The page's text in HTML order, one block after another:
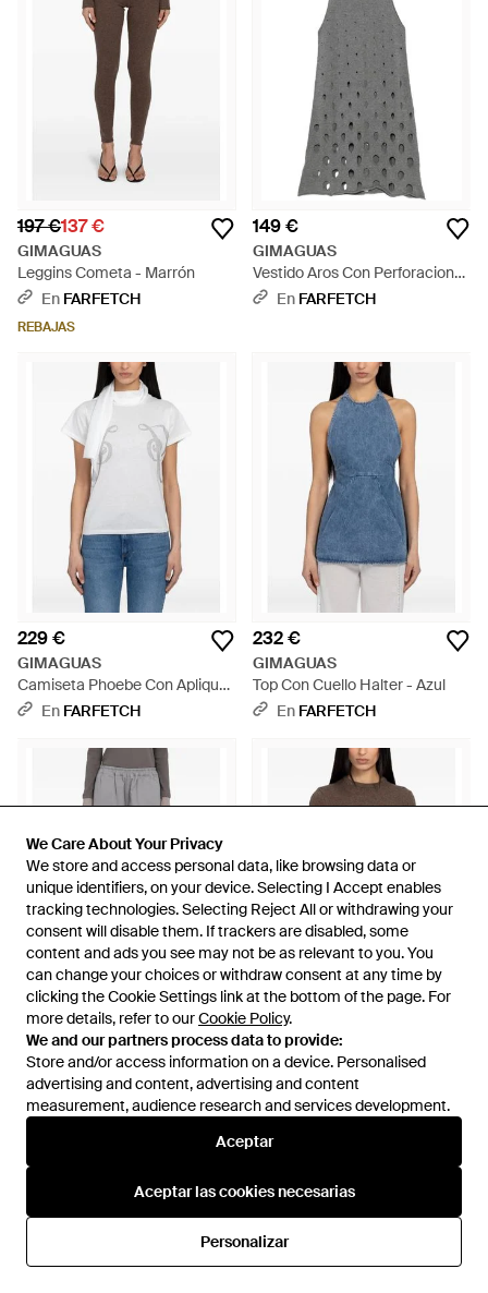
We Care About Your Privacy
We store and access personal data, like browsing data or
unique identifiers, on your device. Selecting I Accept enables
tracking technologies. Selecting Reject All or withdrawing your
consent will disable them. If trackers are disabled, some
content and ads you see may not be as relevant to you. You
can change your choices or withdraw consent at any time by
clicking the Cookie Settings link at the bottom of the page. For
more details, refer to ourCookie Policy.
We and our partners process data to provide:
Store and/or access information on a device. Personalised
advertising and content, advertising and content
measurement, audience research and services development.
Aceptar
Aceptar las cookies necesarias
Personalizar
We Care About Your Privacy
We store and access personal data, like browsing data or
unique identifiers, on your device. Selecting I Accept enables
tracking technologies. Selecting Reject All or withdrawing your
consent will disable them. If trackers are disabled, some
content and ads you see may not be as relevant to you. You
can change your choices or withdraw consent at any time by
clicking the Cookie Settings link at the bottom of the page. For
more details, refer to ourCookie Policy.
We and our partners process data to provide:
Store and/or access information on a device. Personalised
advertising and content, advertising and content
measurement, audience research and services development.
Aceptar
Aceptar las cookies necesarias
Personalizar
197 €137 €
GIMAGUAS
Leggins Cometa - Marrón
En FARFETCH
REBAJAS
149 €
GIMAGUAS
Vestido Aros Con Perforaciones
- Gris
En FARFETCH
229 €
GIMAGUAS
Camiseta Phoebe Con Apliques
- Blanco
En FARFETCH
232 €
GIMAGUAS
Top Con Cuello Halter - Azul
En FARFETCH
162 €
GIMAGUAS
Bermudas Gima Con Logo
Estampado - Gris
FARFETCH
197 €
GIMAGUAS
Jersey Cometa De Canalé -
Marrón
En FARFETCH